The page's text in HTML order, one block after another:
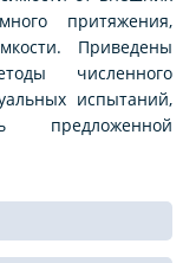
притяжения,
Приведены
численного
испытаний,
предложенной